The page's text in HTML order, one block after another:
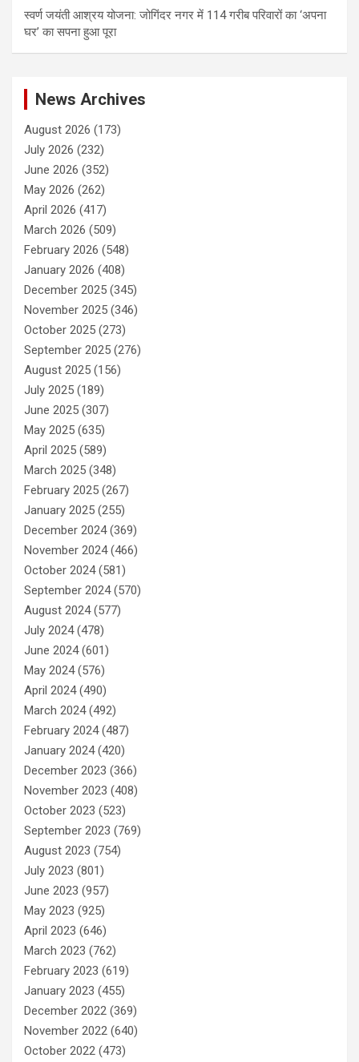
स्वर्ण जयंती आश्रय योजना: जोगिंदर नगर में 114 गरीब परिवारों का ‘अपना
घर’ का सपना हुआ पूरा
News Archives
August 2026 (173)
July 2026 (232)
June 2026 (352)
May 2026 (262)
April 2026 (417)
March 2026 (509)
February 2026 (548)
January 2026 (408)
December 2025 (345)
November 2025 (346)
October 2025 (273)
September 2025 (276)
August 2025 (156)
July 2025 (189)
June 2025 (307)
May 2025 (635)
April 2025 (589)
March 2025 (348)
February 2025 (267)
January 2025 (255)
December 2024(369)
November 2024(466)
October 2024(581)
September 2024(570)
August 2024(577)
July 2024(478)
June 2024(601)
May 2024(576)
April 2024(490)
March 2024(492)
February 2024(487)
January 2024(420)
December 2023 (366)
November 2023 (408)
October 2023 (523)
September 2023 (769)
August 2023 (754)
July 2023 (801)
June 2023 (957)
May 2023 (925)
April 2023 (646)
March 2023 (762)
February 2023 (619)
January 2023 (455)
December 2022 (369)
November 2022 (640)
October 2022 (473)